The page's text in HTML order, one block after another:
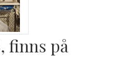
finns på